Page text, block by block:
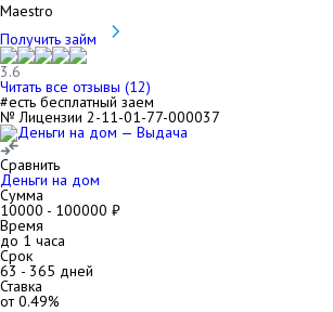
Maestro
Получить займ
3.6
Читать все отзывы (12)
#есть бесплатный заем
№ Лицензии 2-11-01-77-000037
Сравнить
Деньги на дом
Сумма
10000 - 100000 ₽
Время
до 1 часа
Срок
63 - 365 дней
Ставка
от0.49%